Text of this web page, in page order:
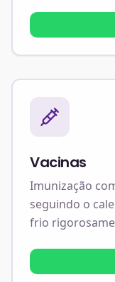
Vacinas
Imunização
seguindo o
frio